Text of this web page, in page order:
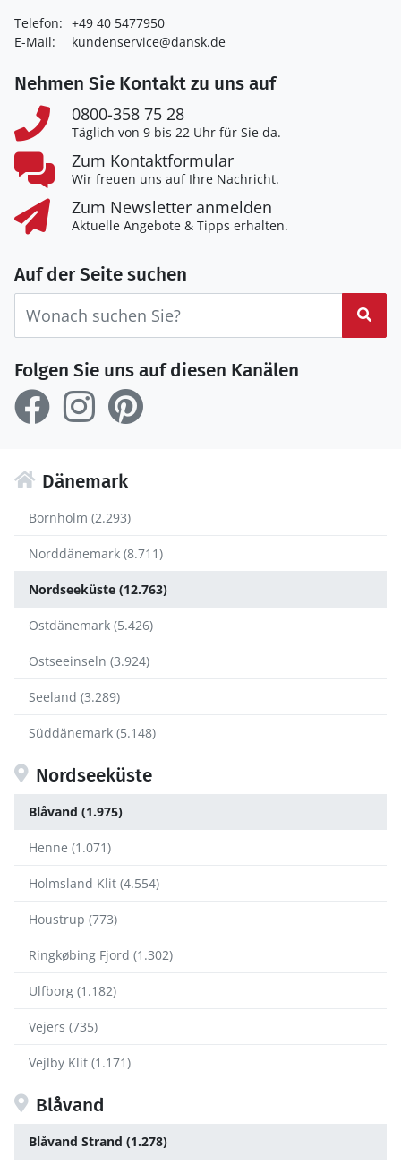
Telefon: +49 40 5477950
E-Mail:
kundenservice@dansk.de
Nehmen Sie Kontakt zu uns auf
0800-358 75 28
Täglich von 9 bis 22 Uhr für Sie da.
Zum Kontaktformular
Wir freuen uns auf Ihre Nachricht.
Zum Newsletter anmelden
Aktuelle Angebote & Tipps erhalten.
Auf der Seite suchen
Folgen Sie uns auf diesen Kanälen
Dänemark
Bornholm (2.293)
Norddänemark (8.711)
Nordseeküste (12.763)
Ostdänemark (5.426)
Ostseeinseln (3.924)
Seeland (3.289)
Süddänemark (5.148)
Nordseeküste
Blåvand (1.975)
Henne (1.071)
Holmsland Klit (4.554)
Houstrup (773)
Ringkøbing Fjord (1.302)
Ulfborg (1.182)
Vejers (735)
Vejlby Klit (1.171)
Blåvand
Blåvand Strand (1.278)